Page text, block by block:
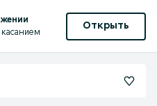
Открыть